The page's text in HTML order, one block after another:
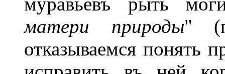
матери природы"
отказываемся понять